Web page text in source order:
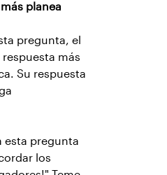
planea
pregunta, el
más
Su respuesta
esta pregunta
los